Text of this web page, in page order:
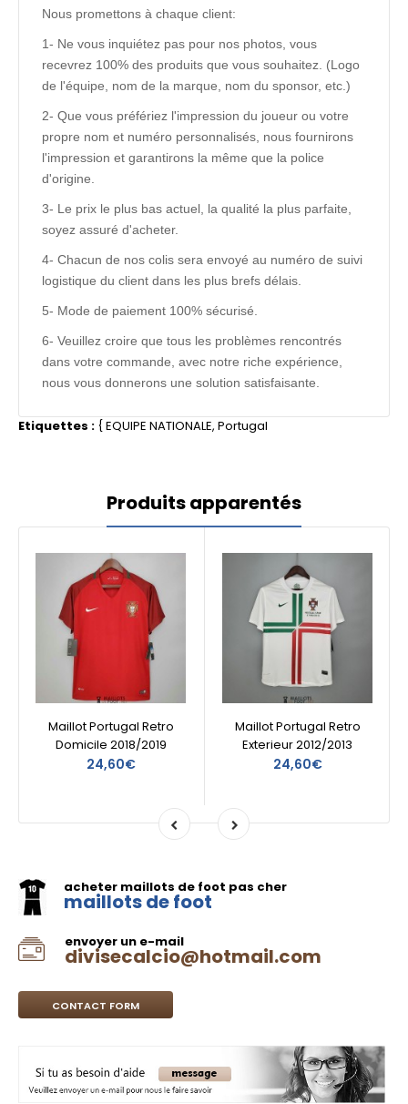
Nous promettons à chaque client:
1- Ne vous inquiétez pas pour nos photos, vous
recevrez 100% des produits que vous souhaitez. (Logo
de l'équipe, nom de la marque, nom du sponsor, etc.)
2- Que vous préfériez l'impression du joueur ou votre
propre nom et numéro personnalisés, nous fournirons
l'impression et garantirons la même que la police
d'origine.
3- Le prix le plus bas actuel, la qualité la plus parfaite,
soyez assuré d'acheter.
4- Chacun de nos colis sera envoyé au numéro de suivi
logistique du client dans les plus brefs délais.
5- Mode de paiement 100% sécurisé.
6- Veuillez croire que tous les problèmes rencontrés
dans votre commande, avec notre riche expérience,
nous vous donnerons une solution satisfaisante.
Etiquettes : {EQUIPE NATIONALE, Portugal
Produits apparentés
Maillot Portugal Retro
Domicile 2018/2019
24,60€
Maillot Portugal Retro
Exterieur 2012/2013
24,60€
acheter maillots de foot pas cher
maillots de foot
envoyer un e-mail
divisecalcio@hotmail.com
CONTACT FORM